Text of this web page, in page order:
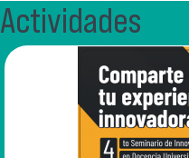
Actividades